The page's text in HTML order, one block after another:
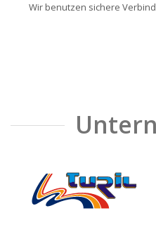
Wir benutzen sichere
❮